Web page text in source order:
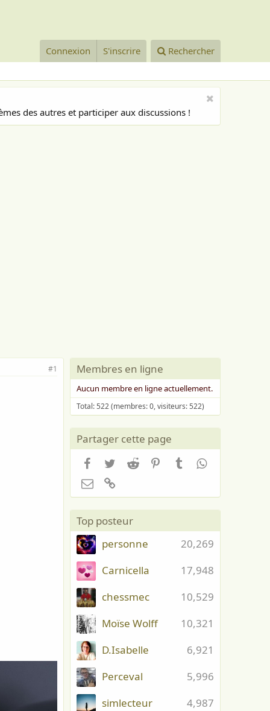
Connexion S'inscrire Rechercher
des autres et participer aux discussions !
#1 Membres en ligne
Aucun membre en ligne actuellement.
Total: 522 (membres: 0, visiteurs: 522)
Partager cette page
Facebook
TwitterReddit PinterestTumblrWhatsApp
Email
Top posteur
20,269
personne
17,948
Carnicella
10,529
chessmec
10,321
Moïse Wolff
6,921
D.Isabelle
5,996
Perceval
4,987
simlecteur